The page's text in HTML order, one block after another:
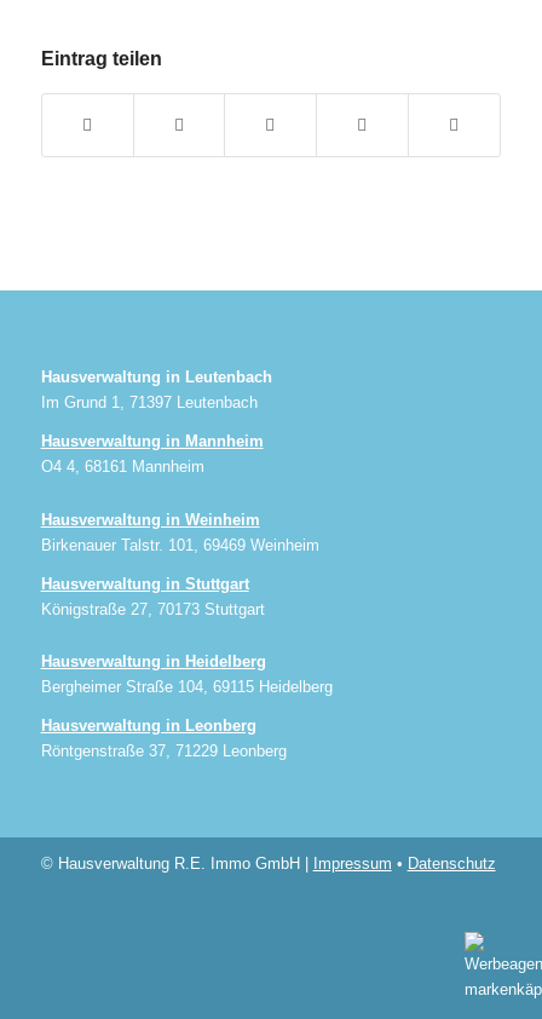
Eintrag teilen
Hausverwaltung in Leutenbach
Im Grund 1, 71397 Leutenbach
Hausverwaltung in Mannheim
O4 4, 68161 Mannheim
Hausverwaltung in Weinheim
Birkenauer Talstr. 101, 69469 Weinheim
Hausverwaltung in Stuttgart
Königstraße 27, 70173 Stuttgart
Hausverwaltung in Heidelberg
Bergheimer Straße 104, 69115 Heidelberg
Hausverwaltung in Leonberg
Röntgenstraße 37, 71229 Leonberg
© Hausverwaltung R.E. Immo GmbH | Impressum • Datenschutz